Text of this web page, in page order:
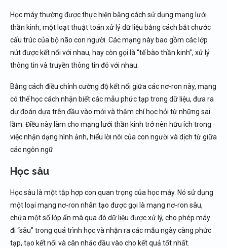
Học máy thường được thực hiện bằng cách sử dụng mạng lưới
thần kinh, một loạt thuật toán xử lý dữ liệu bằng cách bắt chước
cấu trúc của bộ não con người. Các mạng này bao gồm các lớp
nút được kết nối với nhau, hay còn gọi là “tế bào thần kinh”, xử lý
thông tin và truyền thông tin đó với nhau.
Bằng cách điều chỉnh cường độ kết nối giữa các nơ-ron này, mạng
có thể học cách nhận biết các mẫu phức tạp trong dữ liệu, đưa ra
dự đoán dựa trên đầu vào mới và thậm chí học hỏi từ những sai
lầm. Điều này làm cho mạng lưới thần kinh trở nên hữu ích trong
việc nhận dạng hình ảnh, hiểu lời nói của con người và dịch từ giữa
các ngôn ngữ.
Học sâu
Học sâu là một tập hợp con quan trọng của học máy. Nó sử dụng
một loại mạng nơ-ron nhân tạo được gọi là mạng nơ-ron sâu,
chứa một số lớp ẩn mà qua đó dữ liệu được xử lý, cho phép máy
đi “sâu” trong quá trình học và nhận ra các mẫu ngày càng phức
tạp, tạo kết nối và cân nhắc đầu vào cho kết quả tốt nhất.